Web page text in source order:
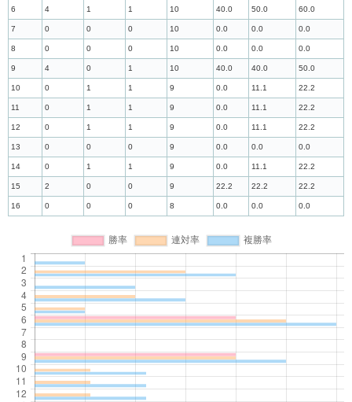
6 4 1 1 10 40.0 50.0 60.0
7 0 0 0 10 0.0 0.0 0.0
8 0 0 0 10 0.0 0.0 0.0
9 4 0 1 10 40.0 40.0 50.0
10 0 1 1 9 0.0 11.1 22.2
11 0 1 1 9 0.0 11.1 22.2
12 0 1 1 9 0.0 11.1 22.2
13 0 0 0 9 0.0 0.0 0.0
14 0 1 1 9 0.0 11.1 22.2
15 2 0 0 9 22.2 22.2 22.2
16 0 0 0 8 0.0 0.0 0.0